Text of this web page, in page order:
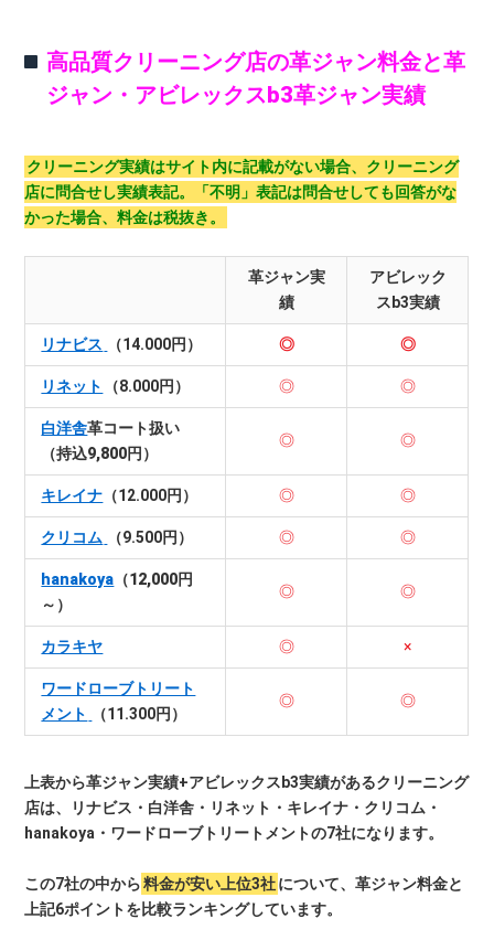
高品質クリーニング店の革ジャン料金と革
ジャン・アビレックスb3革ジャン実績
クリーニング実績はサイト内に記載がない場合、クリーニング
店に問合せし実績表記。「不明」表記は問合せしても回答がな
かった場合、料金は税抜き。
革ジャン実
績
アビレック
スb3実績
リナビス （14.000円） ◎ ◎
リネット （8.000円） ◎ ◎
白洋舎革コート扱い
（持込9,800円）
◎ ◎
キレイナ （12.000円） ◎ ◎
クリコム （9.500円） ◎ ◎
hanakoya （12,000円
～）
◎ ◎
カラキヤ ◎ ×
ワードローブトリート
メント
（11.300円）
◎ ◎
上表から革ジャン実績+アビレックスb3実績があるクリーニング
店は、リナビス・白洋舎・リネット・キレイナ・クリコム・
hanakoya・ワードローブトリートメントの7社になります。
この7社の中から 料金が安い上位3社について、革ジャン料金と
上記6ポイントを比較ランキングしています。